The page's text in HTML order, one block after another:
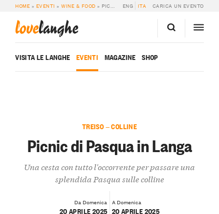
HOME » EVENTI »WINE & FOOD » PICNIC DI PASQUA IN LANGA ENG ITA CARICA UN EVENTO
lovelanghe
VISITA LE LANGHE EVENTI MAGAZINE SHOP
TREISO — COLLINE
Picnic di Pasqua in Langa
Una cesta con tutto l'occorrente per passare una
splendida Pasqua sulle colline
Da Domenica
20 APRILE 2025
A Domenica
20 APRILE 2025